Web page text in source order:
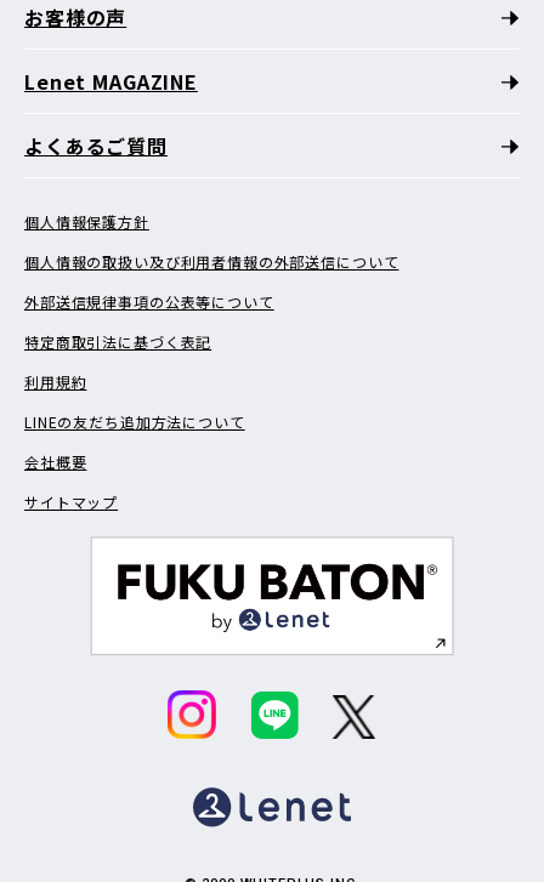
お客様の声
Lenet MAGAZINE
よくあるご質問
個人情報保護方針
個人情報の取扱い及び利用者情報の外部送信について
外部送信規律事項の公表等について
特定商取引法に基づく表記
利用規約
LINEの友だち追加方法について
会社概要
サイトマップ